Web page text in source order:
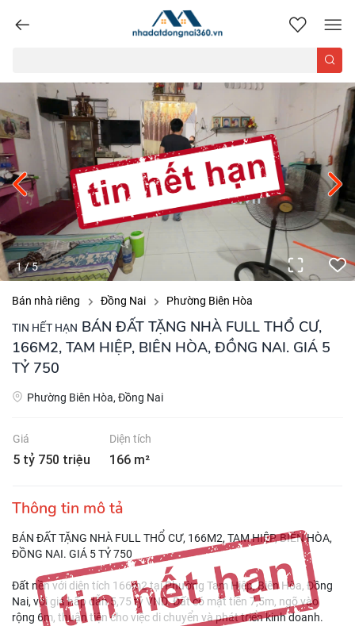
nhadatdongnai360.vn
1/5
Bán nhà riêng Đồng Nai Phường Biên Hòa
TIN HẾT HẠN BÁN ĐẤT TẶNG NHÀ FULL THỔ CƯ,
166M2, TAM HIỆP, BIÊN HÒA, ĐỒNG NAI. GIÁ 5
TỶ 750
Phường Biên Hòa, Đồng Nai
Giá
5 tỷ 750 triệu
Diện tích
166 m²
Thông tin mô tả
BÁN ĐẤT TẶNG NHÀ FULL THỔ CƯ, 166M2, TAM HIỆP, BIÊN HÒA,
ĐỒNG NAI. GIÁ 5 TỶ 750
Đất nền với diện tích 166m2 tại Phường Tam Hiệp, Biên Hòa, Đồng
Nai, với giá hấp dẫn 5,75 tỷ VND. Đất có mặt tiền 7,5m, ngõ vào
rộng 6m, thuận tiện cho việc di chuyển và phát triển kinh doanh.